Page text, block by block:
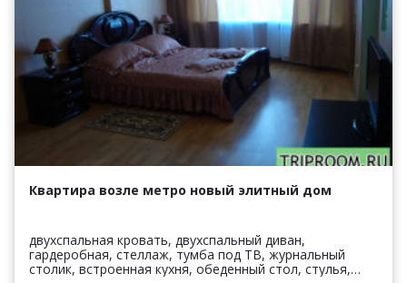
Квартира возле метро новый элитный дом
двухспальная кровать, двухспальный диван,
гардеробная, стеллаж, тумба под ТВ, журнальный
столик, встроенная кухня, обеденный стол, стулья,